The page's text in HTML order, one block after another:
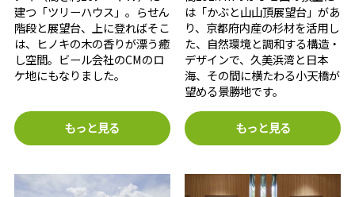
建つ「ツリーハウス」。らせん
階段と展望台、上に登ればそこ
は、ヒノキの木の香りが漂う癒
し空間。ビール会社のCMのロ
ケ地にもなりました。
もっと見る
は「かぶと山山頂展望台」があ
り、京都府内産の杉材を活用し
た、自然環境と調和する構造・
デザインで、久美浜湾と日本
海、その間に横たわる小天橋が
望める景勝地です。
もっと見る